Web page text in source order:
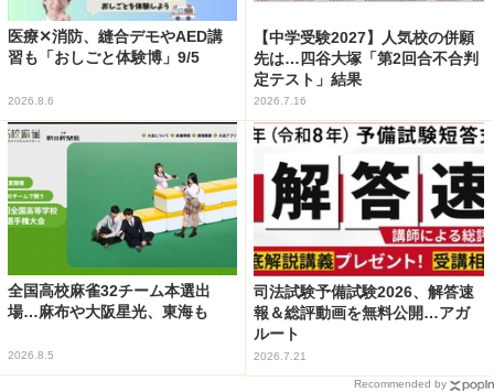
医療✕消防、縫合デモやAED講
習も「おしごと体験博」9/5
2026.8.6
【中学受験2027】人気校の併願
先は…四谷大塚「第2回合不合判
定テスト」結果
2026.7.16
全国高校麻雀32チーム本選出
場…麻布や大阪星光、東海も
2026.8.5
司法試験予備試験2026、解答速
報＆総評動画を無料公開…アガ
ルート
2026.7.21
Recommended by